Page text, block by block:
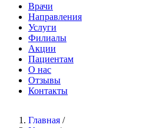
Врачи
Направления
Услуги
Филиалы
Акции
Пациентам
О нас
Отзывы
Контакты
Главная /